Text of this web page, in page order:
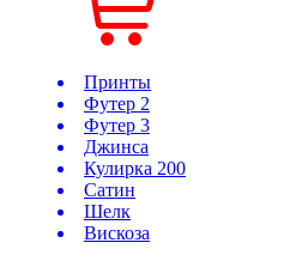
Принты
Футер 2
Футер 3
Джинса
Кулирка 200
Сатин
Шелк
Вискоза